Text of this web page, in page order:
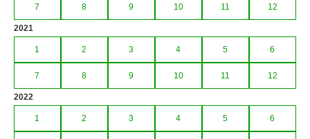
7 8 9 10 11 12
2021
1 2 3 4 5 6
7 8 9 10 11 12
2022
1 2 3 4 5 6